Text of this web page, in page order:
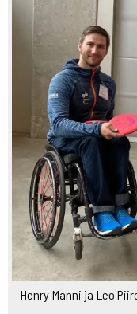
Henry Manni ja Leo